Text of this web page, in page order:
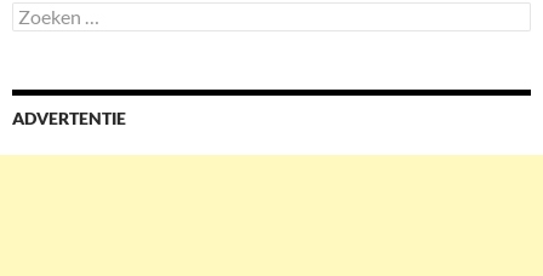
Zoeken
naar:
ADVERTENTIE